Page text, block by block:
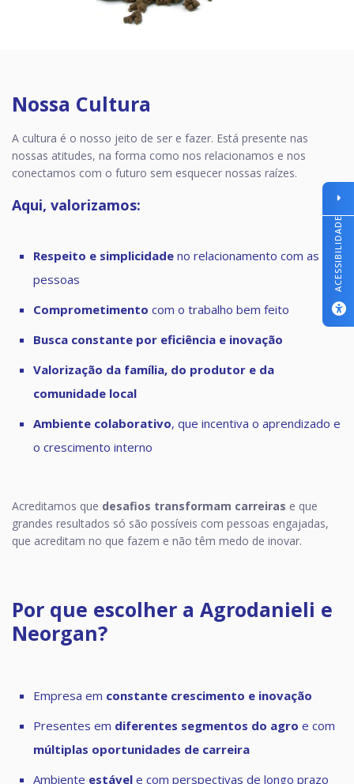
Nossa Cultura
A cultura é o nosso jeito de ser e fazer. Está presente nas
nossas atitudes, na forma como nos relacionamos e nos
conectamos com o futuro sem esquecer nossas raízes.
Aqui, valorizamos:
Respeito e simplicidade no relacionamento com as
pessoas
Comprometimento com o trabalho bem feito
Busca constante por eficiência e inovação
Valorização da família, do produtor e da
comunidade local
Ambiente colaborativo, que incentiva o aprendizado e
o crescimento interno
Acreditamos que desafios transformam carreiras e que
grandes resultados só são possíveis com pessoas engajadas,
que acreditam no que fazem e não têm medo de inovar.
Por que escolher a Agrodanieli e
Neorgan?
Empresa em constante crescimento e inovação
Presentes em diferentes segmentos do agro e com
múltiplas oportunidades de carreira
Ambiente estável e com perspectivas de longo prazo
ACESSIBILIDADE